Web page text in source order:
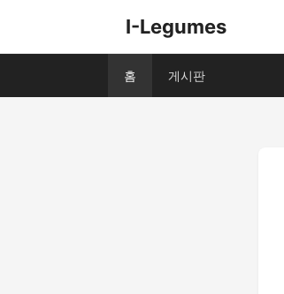
I-Legumes
홈 게시판